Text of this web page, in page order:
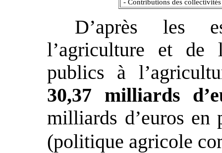
- Contributions des
D’après les
l’agriculture et de
publics à
30,37 milliards
milliards d’euros en
(politique agricole